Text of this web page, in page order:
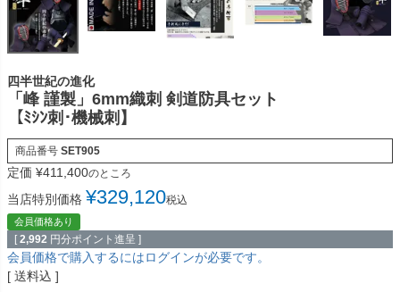
四半世紀の進化
「峰 謹製」6mm織刺 剣道防具セット
【ﾐｼﾝ刺･機械刺】
商品番号 SET905
定価 ¥411,400のところ
当店特別価格 ¥329,120税込
会員価格あり
[ 2,992 円分ポイント進呈 ]
会員価格で購入するにはログインが必要です。
送料込